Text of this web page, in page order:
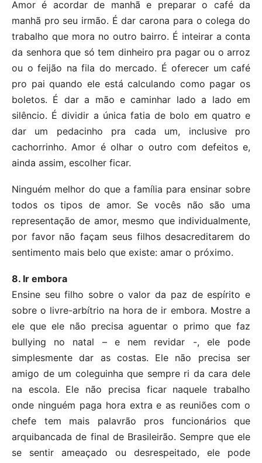
Amor é acordar de manhã e preparar o café da
manhã pro seu irmão. É dar carona para o colega do
trabalho que mora no outro bairro. É inteirar a conta
da senhora que só tem dinheiro pra pagar ou o arroz
ou o feijão na fila do mercado. É oferecer um café
pro pai quando ele está calculando como pagar os
boletos. É dar a mão e caminhar lado a lado em
silêncio. É dividir a única fatia de bolo em quatro e
dar um pedacinho pra cada um, inclusive pro
cachorrinho. Amor é olhar o outro com defeitos e,
ainda assim, escolher ficar.
Ninguém melhor do que a família para ensinar sobre
todos os tipos de amor. Se vocês não são uma
representação de amor, mesmo que individualmente,
por favor não façam seus filhos desacreditarem do
sentimento mais belo que existe: amar o próximo.
8. Ir embora
Ensine seu filho sobre o valor da paz de espírito e
sobre o livre-arbítrio na hora de ir embora. Mostre a
ele que ele não precisa aguentar o primo que faz
bullying no natal – e nem revidar -, ele pode
simplesmente dar as costas. Ele não precisa ser
amigo de um coleguinha que sempre ri da cara dele
na escola. Ele não precisa ficar naquele trabalho
onde ninguém paga hora extra e as reuniões com o
chefe tem mais palavrão pros funcionários que
arquibancada de final de Brasileirão. Sempre que ele
se sentir ameaçado ou desrespeitado, ele pode